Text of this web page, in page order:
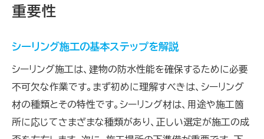
重要性
シーリング施工の基本ステップを解説
シーリング施工は、建物の防水性能を確保するために必要
不可欠な作業です。まず初めに理解すべきは、シーリング
材の種類とその特性です。シーリング材は、用途や施工箇
所に応じてさまざまな種類があり、正しい選定が施工の成